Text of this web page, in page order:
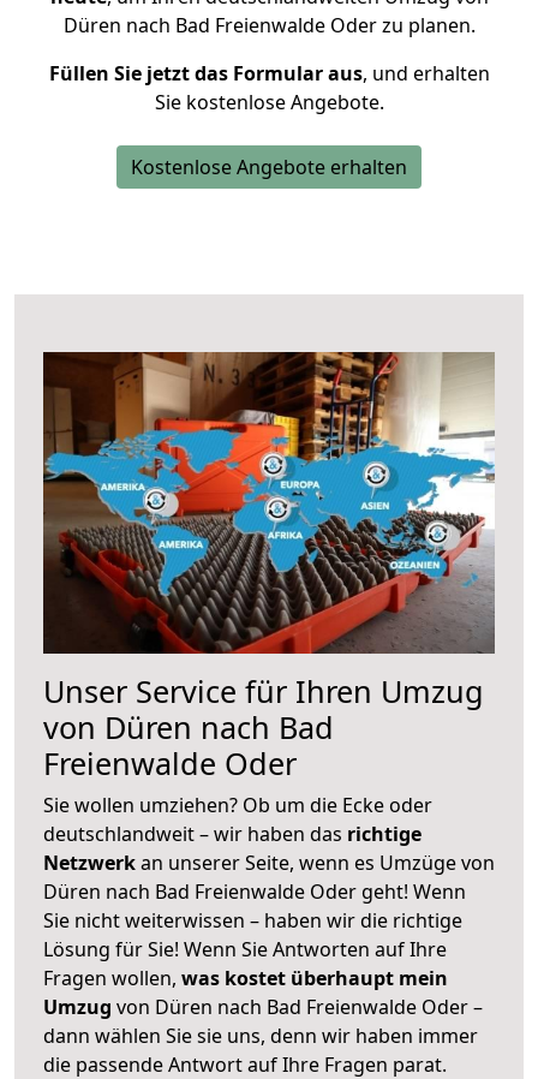
Düren nach Bad Freienwalde Oder zu planen.
Füllen Sie jetzt das Formular aus, und erhalten
Sie kostenlose Angebote.
Kostenlose Angebote erhalten
Unser Service für Ihren Umzug
von Düren nach Bad
Freienwalde Oder
Sie wollen umziehen? Ob um die Ecke oder
deutschlandweit – wir haben das richtige
Netzwerkan unserer Seite, wenn es Umzüge von
Düren nach Bad Freienwalde Oder geht! Wenn
Sie nicht weiterwissen – haben wir die richtige
Lösung für Sie! Wenn Sie Antworten auf Ihre
Fragen wollen, was kostet überhaupt mein
Umzug von Düren nach Bad Freienwalde Oder –
dann wählen Sie sie uns, denn wir haben immer
die passende Antwort auf Ihre Fragen parat.